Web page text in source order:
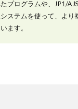
プログラムや、JP1/
ステムを使って、より
ます。